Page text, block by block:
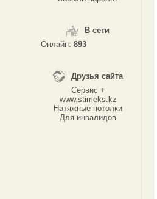
В сети
Онлайн: 893
Друзья сайта
Сервис +
www.stimeks.kz
Натяжные потолки
Для инвалидов